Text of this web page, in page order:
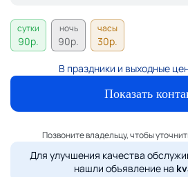
сутки
90р.
ночь
90р.
часы
30р.
В праздники и выходные
Показать
Позвоните владельцу, чтобы
Для улучшения качества
нашли объявление на